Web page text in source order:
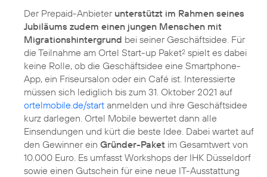
Der Prepaid-Anbieter unterstützt im Rahmen seines
Jubiläums zudem einen jungen Menschen mit
Migrationshintergrund bei seiner Geschäftsidee. Für
die Teilnahme am Ortel Start-up Paket2 spielt es dabei
keine Rolle, ob die Geschäftsidee eine Smartphone-
App, ein Friseursalon oder ein Café ist. Interessierte
müssen sich lediglich bis zum 31. Oktober 2021 auf
ortelmobile.de/start anmelden und ihre Geschäftsidee
kurz darlegen. Ortel Mobile bewertet dann alle
Einsendungen und kürt die beste Idee. Dabei wartet auf
den Gewinner ein Gründer-Paket im Gesamtwert von
10.000 Euro. Es umfasst Workshops der IHK Düsseldorf
sowie einen Gutschein für eine neue IT-Ausstattung